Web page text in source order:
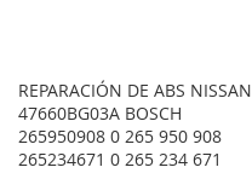
REPARACIÓN DE ABS NISSAN
47660BG03A BOSCH
265950908 0 265 950 908
265234671 0 265 234 671